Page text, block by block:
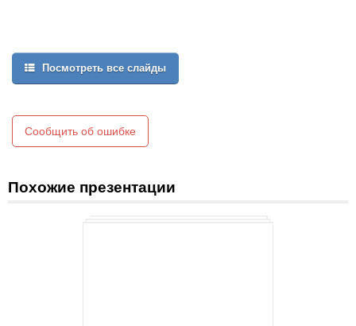
Посмотреть все слайды
Сообщить об ошибке
Похожие презентации